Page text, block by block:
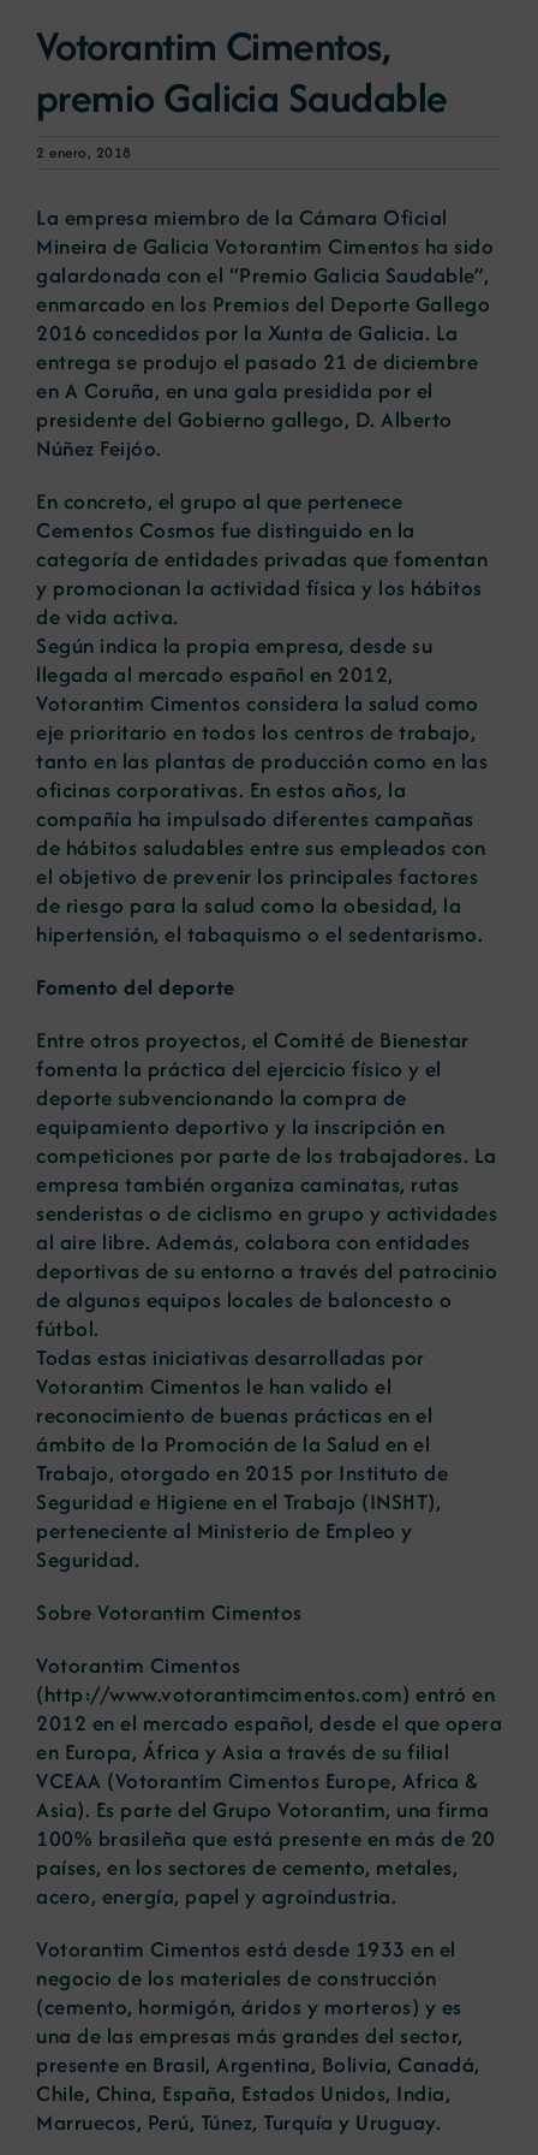
Noticias
Portal de empleo
Contacto
Votorantim Cimentos,
premio Galicia Saudable
2 enero, 2018
La empresa miembro de la Cámara Oficial
Mineira de Galicia Votorantim Cimentos ha sido
galardonada con el “Premio Galicia Saudable”,
enmarcado en los Premios del Deporte Gallego
2016 concedidos por la Xunta de Galicia. La
entrega se produjo el pasado 21 de diciembre
en A Coruña, en una gala presidida por el
presidente del Gobierno gallego, D. Alberto
Núñez Feijóo.
En concreto, el grupo al que pertenece
Cementos Cosmos fue distinguido en la
categoría de entidades privadas que fomentan
y promocionan la actividad física y los hábitos
de vida activa.
Según indica la propia empresa, desde su
llegada al mercado español en 2012,
Votorantim Cimentos considera la salud como
eje prioritario en todos los centros de trabajo,
tanto en las plantas de producción como en las
oficinas corporativas. En estos años, la
compañía ha impulsado diferentes campañas
de hábitos saludables entre sus empleados con
el objetivo de prevenir los principales factores
de riesgo para la salud como la obesidad, la
hipertensión, el tabaquismo o el sedentarismo.
Fomento del deporte
Entre otros proyectos, el Comité de Bienestar
fomenta la práctica del ejercicio físico y el
deporte subvencionando la compra de
equipamiento deportivo y la inscripción en
competiciones por parte de los trabajadores. La
empresa también organiza caminatas, rutas
senderistas o de ciclismo en grupo y actividades
al aire libre. Además, colabora con entidades
deportivas de su entorno a través del patrocinio
de algunos equipos locales de baloncesto o
fútbol.
Todas estas iniciativas desarrolladas por
Votorantim Cimentos le han valido el
reconocimiento de buenas prácticas en el
ámbito de la Promoción de la Salud en el
Trabajo, otorgado en 2015 por Instituto de
Seguridad e Higiene en el Trabajo (INSHT),
perteneciente al Ministerio de Empleo y
Seguridad.
Sobre Votorantim Cimentos
Votorantim Cimentos
(http://www.votorantimcimentos.com) entró en
2012 en el mercado español, desde el que opera
en Europa, África y Asia a través de su filial
VCEAA (Votorantim Cimentos Europe, Africa &
Asia). Es parte del Grupo Votorantim, una firma
100% brasileña que está presente en más de 20
países, en los sectores de cemento, metales,
acero, energía, papel y agroindustria.
Votorantim Cimentos está desde 1933 en el
negocio de los materiales de construcción
(cemento, hormigón, áridos y morteros) y es
una de las empresas más grandes del sector,
presente en Brasil, Argentina, Bolivia, Canadá,
Chile, China, España, Estados Unidos, India,
Marruecos, Perú, Túnez, Turquía y Uruguay.